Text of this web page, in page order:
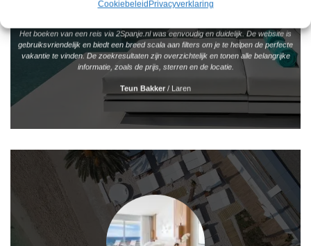
CookiebeleidPrivacyverklaring
Het boeken van een reis via 2Spanje.nl was eenvoudig en duidelijk. De website is
gebruiksvriendelijk en biedt een breed scala aan filters om je te helpen de perfecte
vakantie te vinden. De zoekresultaten zijn overzichtelijk en tonen alle belangrijke
informatie, zoals de prijs, sterren en de locatie.
Teun Bakker / Laren